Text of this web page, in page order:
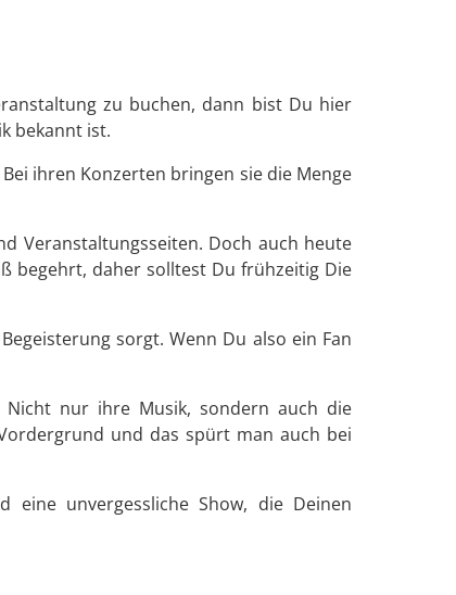
zu buchen, dann bist Du hier
bekannt ist.
ihren Konzerten bringen sie die Menge
Veranstaltungsseiten. Doch auch heute
begehrt, daher solltest Du frühzeitig Die
sorgt. Wenn Du also ein Fan
Nicht nur ihre Musik, sondern auch die
und das spürt man auch bei
unvergessliche Show, die Deinen